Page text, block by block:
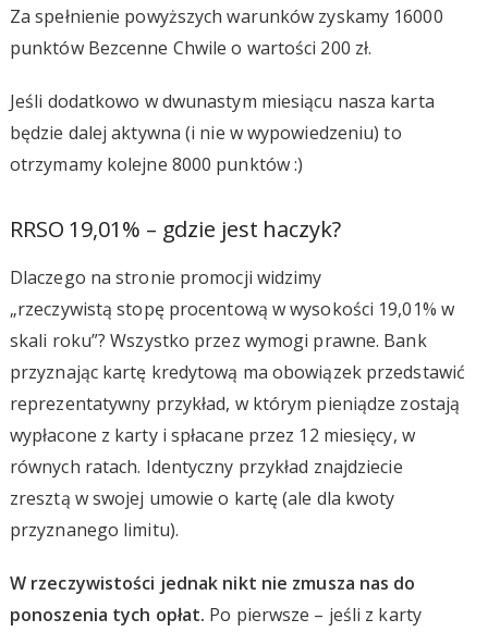
Za spełnienie powyższych warunków zyskamy 16000
punktów Bezcenne Chwile o wartości 200 zł.
Jeśli dodatkowo w dwunastym miesiącu nasza karta
będzie dalej aktywna (i nie w wypowiedzeniu) to
otrzymamy kolejne 8000 punktów :)
RRSO 19,01% – gdzie jest haczyk?
Dlaczego na stronie promocji widzimy
„rzeczywistą stopę procentową w wysokości 19,01% w
skali roku”? Wszystko przez wymogi prawne. Bank
przyznając kartę kredytową ma obowiązek przedstawić
reprezentatywny przykład, w którym pieniądze zostają
wypłacone z karty i spłacane przez 12 miesięcy, w
równych ratach. Identyczny przykład znajdziecie
zresztą w swojej umowie o kartę (ale dla kwoty
przyznanego limitu).
W rzeczywistości jednak nikt nie zmusza nas do
ponoszenia tych opłat. Po pierwsze – jeśli z karty